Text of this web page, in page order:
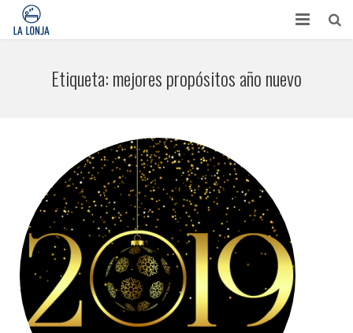
APARTAMENTOS
Etiqueta:mejores propósitos año nuevo